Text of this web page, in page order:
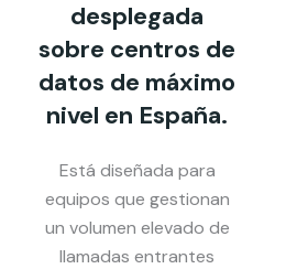
desplegada
sobre centros de
datos de máximo
nivel en España.
Está diseñada para
equipos que gestionan
un volumen elevado de
llamadas entrantes